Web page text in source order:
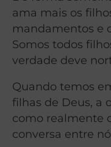
ama mais os
mandamentos e
Somos todos
verdade deve
Quando temos
filhas de Deus, a
como realmente
conversa entre